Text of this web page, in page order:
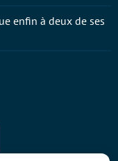
Newsletter
enfin à deux de ses